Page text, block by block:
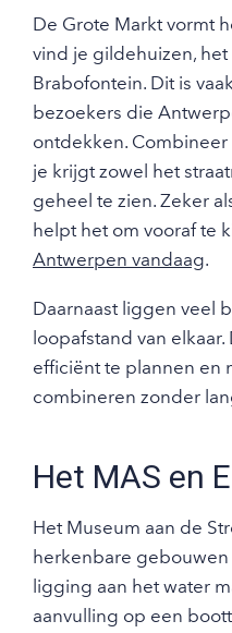
De Grote Markt vormt
vind je gildehuizen,
Brabofontein. Dit is
bezoekers die
ontdekken.
je krijgt zowel het
geheel te zien. Zeker
helpt het om vooraf te
Antwerpen vandaag.
Daarnaast liggen veel
loopafstand van
efficiënt te plannen en
combineren zonder
Het MAS en
Het Museum aan de
herkenbare
ligging aan het water
aanvulling op een